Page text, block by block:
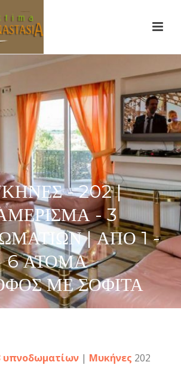
- 202 |
- 3
| ΑΠΌ 1 -
6 ΆΤΟΜΑ
ΜΕ ΣΟΦΊΤΑ
υπνοδωματίων | Μυκήνες 202